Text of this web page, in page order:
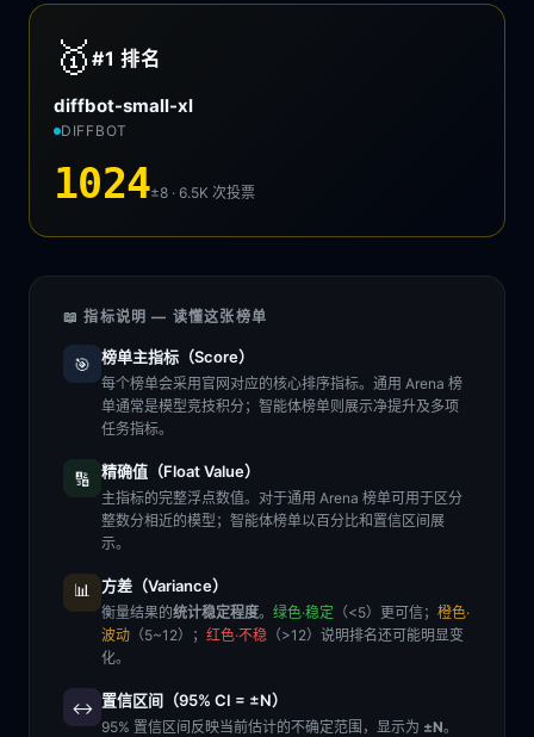
🥇 #1排名
diffbot-small-xl
DIFFBOT
1024±8 · 6.5K次投票
📖 指标说明 — 读懂这张榜单
🎯 榜单主指标（Score）
每个榜单会采用官网对应的核心排序指标。通用 Arena 榜
单通常是模型竞技积分；智能体榜单则展示净提升及多项
任务指标。
🔢 精确值（Float Value）
主指标的完整浮点数值。对于通用 Arena 榜单可用于区分
整数分相近的模型；智能体榜单以百分比和置信区间展
示。
📊 方差（Variance）
衡量结果的统计稳定程度。 绿色·稳定 （<5）更可信； 橙色·
波动 （5~12）； 红色·不稳 （>12）说明排名还可能明显变
化。
↔️ 置信区间（95% CI = ±N）
95% 置信区间反映当前估计的不确定范围，显示为 ±N。